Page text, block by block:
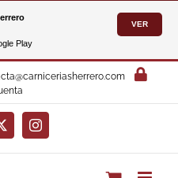
Play
VER
X Instagram